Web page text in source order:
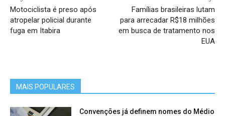
Motociclista é preso após
atropelar policial durante
fuga em Itabira
Famílias brasileiras lutam
para arrecadar R$18 milhões
em busca de tratamento nos
EUA
MAIS POPULARES
Convenções já definem nomes do Médio